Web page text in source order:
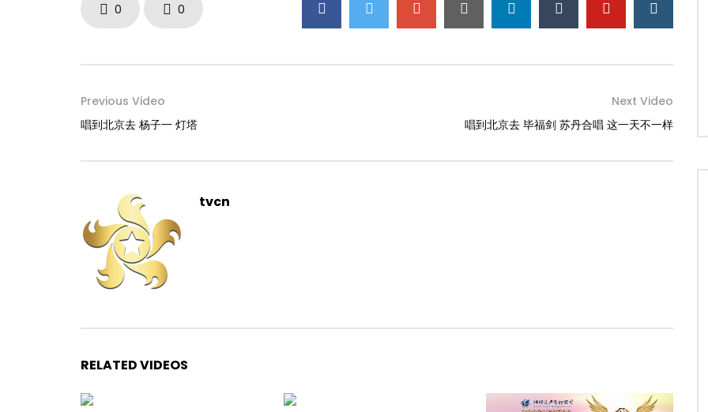
0 0
Previous Video
唱到北京去 杨子一 灯塔
Next Video
唱到北京去 毕福剑 苏丹合唱 这一天不一样
tvcn
RELATED VIDEOS